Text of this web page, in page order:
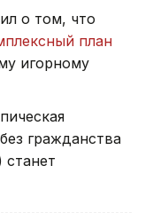
о том, что
план
игорному
гражданства
станет